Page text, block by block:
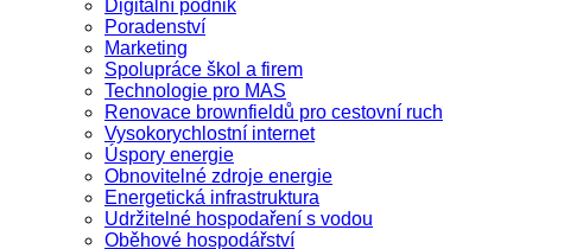
Digitální podnik
Poradenství
Marketing
Spolupráce škol a firem
Technologie pro MAS
Renovace brownfieldů pro cestovní ruch
Vysokorychlostní internet
Úspory energie
Obnovitelné zdroje energie
Energetická infrastruktura
Udržitelné hospodaření s vodou
Oběhové hospodářství